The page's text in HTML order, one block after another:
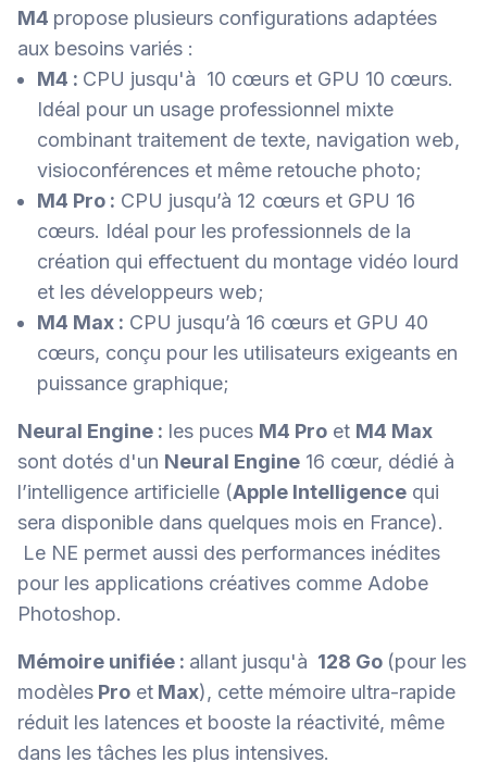
M4 propose plusieurs configurations adaptées
aux besoins variés :
M4 : CPU jusqu'à 10 cœurs et GPU 10 cœurs.
Idéal pour un usage professionnel mixte
combinant traitement de texte, navigation web,
visioconférences et même retouche photo;
M4 Pro : CPU jusqu’à 12 cœurs et GPU 16
cœurs. Idéal pour les professionnels de la
création qui effectuent du montage vidéo lourd
et les développeurs web;
M4 Max : CPU jusqu’à 16 cœurs et GPU 40
cœurs, conçu pour les utilisateurs exigeants en
puissance graphique;
Neural Engine : les puces M4 Pro et M4 Max
sont dotés d'un Neural Engine 16 cœur, dédié à
l’intelligence artificielle (Apple Intelligence qui
sera disponible dans quelques mois en France).
Le NE permet aussi des performances inédites
pour les applications créatives comme Adobe
Photoshop.
Mémoire unifiée : allant jusqu'à 128 Go (pour les
modèles Pro et Max), cette mémoire ultra-rapide
réduit les latences et booste la réactivité, même
dans les tâches les plus intensives.